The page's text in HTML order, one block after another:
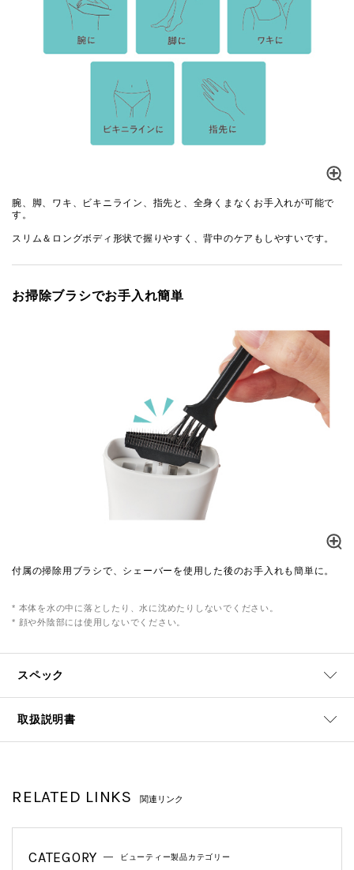
腕、脚、ワキ、ビキニライン、指先と、全身くまなくお手入れが可能で
す。
スリム＆ロングボディ形状で握りやすく、背中のケアもしやすいです。
お掃除ブラシでお手入れ簡単
付属の掃除用ブラシで、シェーバーを使用した後のお手入れも簡単に。
* 本体を水の中に落としたり、水に沈めたりしないでください。
* 顔や外陰部には使用しないでください。
スペック
取扱説明書
RELATED LINKS 関連リンク
CATEGORY ビューティー製品カテゴリー